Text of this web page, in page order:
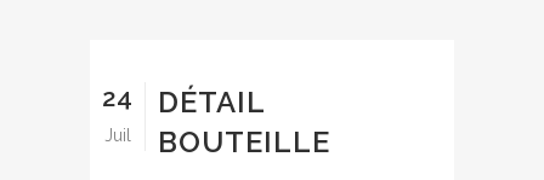
24
Juil
DÉTAIL
BOUTEILLE